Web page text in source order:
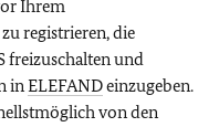
Ihrem
zu registrieren, die
freizuschalten und
inELEFANDeinzugeben.
von den